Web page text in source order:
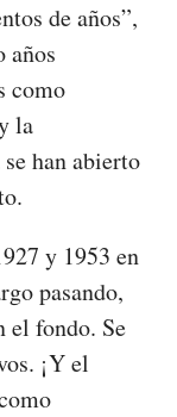
de años”,
años
como
la
han abierto
y 1953 en
pasando,
el fondo. Se
¡Y el